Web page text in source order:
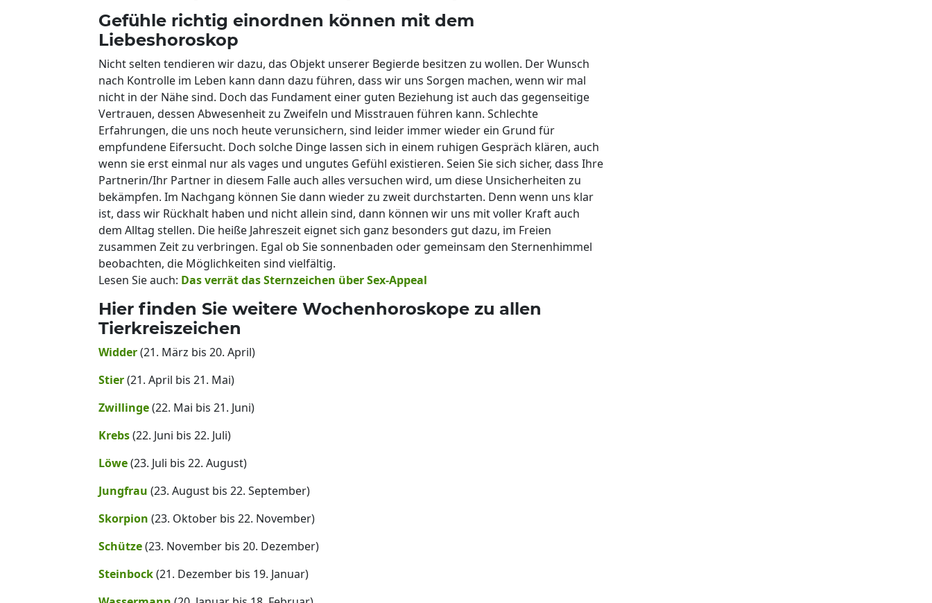
Gefühle richtig einordnen können mit dem
Liebeshoroskop
Nicht selten tendieren wir dazu, das Objekt unserer Begierde besitzen zu wollen. Der Wunsch
nach Kontrolle im Leben kann dann dazu führen, dass wir uns Sorgen machen, wenn wir mal
nicht in der Nähe sind. Doch das Fundament einer guten Beziehung ist auch das gegenseitige
Vertrauen, dessen Abwesenheit zu Zweifeln und Misstrauen führen kann. Schlechte
Erfahrungen, die uns noch heute verunsichern, sind leider immer wieder ein Grund für
empfundene Eifersucht. Doch solche Dinge lassen sich in einem ruhigen Gespräch klären, auch
wenn sie erst einmal nur als vages und ungutes Gefühl existieren. Seien Sie sich sicher, dass Ihre
Partnerin/Ihr Partner in diesem Falle auch alles versuchen wird, um diese Unsicherheiten zu
bekämpfen. Im Nachgang können Sie dann wieder zu zweit durchstarten. Denn wenn uns klar
ist, dass wir Rückhalt haben und nicht allein sind, dann können wir uns mit voller Kraft auch
dem Alltag stellen. Die heiße Jahreszeit eignet sich ganz besonders gut dazu, im Freien
zusammen Zeit zu verbringen. Egal ob Sie sonnenbaden oder gemeinsam den Sternenhimmel
beobachten, die Möglichkeiten sind vielfältig.
Lesen Sie auch: Das verrät das Sternzeichen über Sex-Appeal
Hier finden Sie weitere Wochenhoroskope zu allen
Tierkreiszeichen
Widder(21. März bis 20. April)
Stier(21. April bis 21. Mai)
Zwillinge(22. Mai bis 21. Juni)
Krebs(22. Juni bis 22. Juli)
Löwe(23. Juli bis 22. August)
Jungfrau (23. August bis 22. September)
Skorpion (23. Oktober bis 22. November)
Schütze(23. November bis 20. Dezember)
Steinbock(21. Dezember bis 19. Januar)